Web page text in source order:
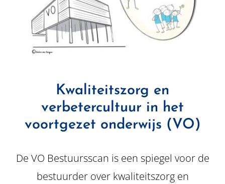
Kwaliteitszorg en
verbetercultuur in het
voortgezet onderwijs (VO)
De VO Bestuursscan is een spiegel voor de
bestuurder over kwaliteitszorg en